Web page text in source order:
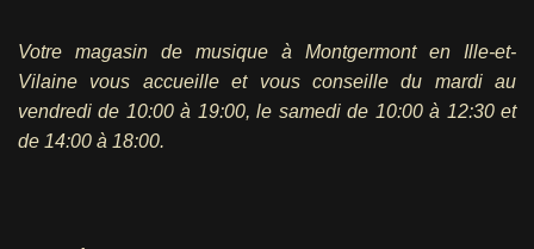
Votre magasin de musique à Montgermont en Ille-et-
Vilaine vous accueille et vous conseille du mardi au
vendredi de 10:00 à 19:00, le samedi de 10:00 à 12:30 et
de 14:00 à 18:00.